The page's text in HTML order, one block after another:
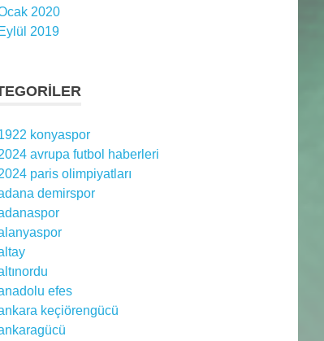
2020
Eylül 2019
konyaspor
avrupa futbol haberleri
paris olimpiyatları
demirspor
efes
keçiörengücü